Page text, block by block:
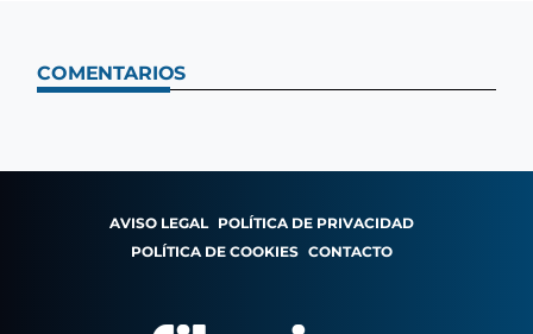
COMENTARIOS
AVISO LEGAL POLÍTICA DE PRIVACIDAD
POLÍTICA DE COOKIES CONTACTO